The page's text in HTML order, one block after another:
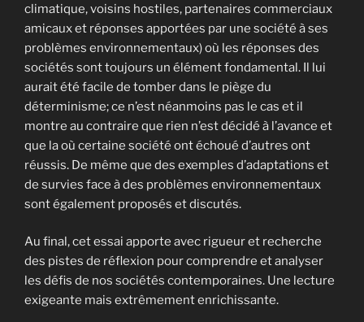
climatique, voisins hostiles, partenaires commerciaux
amicaux et réponses apportées par une société à ses
problèmes environnementaux) où les réponses des
sociétés sont toujours un élément fondamental. Il lui
aurait été facile de tomber dans le piège du
déterminisme; ce n’est néanmoins pas le cas et il
montre au contraire que rien n’est décidé à l’avance et
que la où certaine société ont échoué d’autres ont
réussis. De même que des exemples d’adaptations et
de survies face à des problèmes environnementaux
sont également proposés et discutés.
Au final, cet essai apporte avec rigueur et recherche
des pistes de réflexion pour comprendre et analyser
les défis de nos sociétés contemporaines. Une lecture
exigeante mais extrêmement enrichissante.